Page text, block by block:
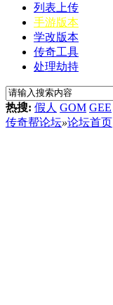
列表上传
手游版本
学改版本
传奇工具
处理劫持
热搜: 假人 GOM GEE
传奇帮论坛»论坛首页